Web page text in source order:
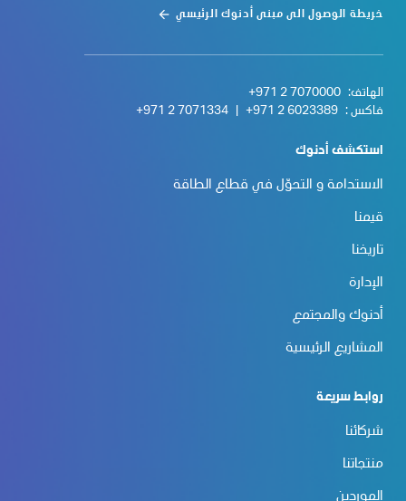
خريطة الوصول الى مبنى أدنوك الرئيسي
الهاتف: +971 2 7070000
فاكس : +971 2 6023389
+971 2 7071334
استكشف أدنوك
الاستدامة و التحوّل في قطاع الطاقة
قيمنا
تاريخنا
الإدارة
أدنوك والمجتمع
المشاريع الرئيسية
روابط سريعة
شركائنا
منتجاتنا
الموردين